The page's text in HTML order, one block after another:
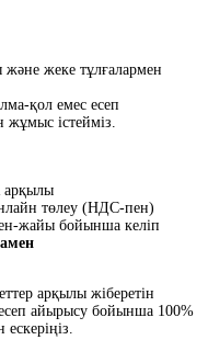
жеке тұлғалармен
қол емес есеп
істейміз.
арқылы
төлеу (НДС-пен)
жайы бойынша келіп
арқылы жіберетін
айырысу бойынша 100%